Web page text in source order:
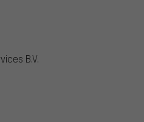
B.V.